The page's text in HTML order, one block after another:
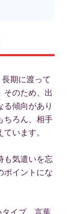
期に渡って
そのため、出
傾向があり
ちろん、相手
います。
も気遣いを忘
ポイントにな